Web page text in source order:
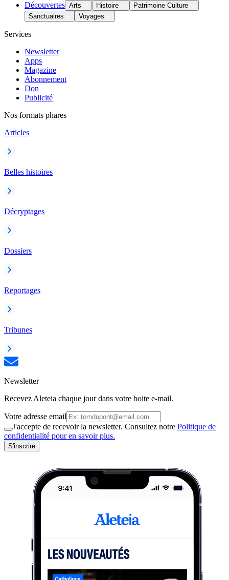
Découvertes Arts Histoire
Patrimoine Culture
Sanctuaires
Voyages
Services
Newsletter
Apps
Magazine
Abonnement
Don
Publicité
Nos formats phares
Articles
Belles histoires
Décryptages
Dossiers
Reportages
Tribunes
Newsletter
Recevez Aleteia chaque jour dans votre boite e-mail.
Votre adresse email
J'accepte de recevoir la newsletter. Consultez notre Politique de
confidentialité pour en savoir plus.
S'inscrire